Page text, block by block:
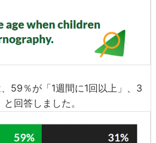
59％が「1週間に1回以上」、3
回答しました。